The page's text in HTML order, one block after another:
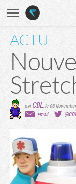
ACTU
parCBL le 08
email